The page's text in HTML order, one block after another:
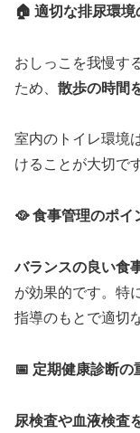
🏠 適切な排尿環境
おしっこを我慢す
ため、 散歩の時間
室内のトイレ環境
けることが大切で
🥘 食事管理のポイ
バランスの良い食
が効果的です。特
指導のもとで適切
📅 定期健康診断の
尿検査や血液検査